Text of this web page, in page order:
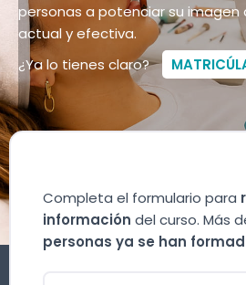
personas a potenciar su imagen
actual y efectiva.
¿Ya lo tienes claro?
Completa el formulario para
información del curso. Más
personas ya se han